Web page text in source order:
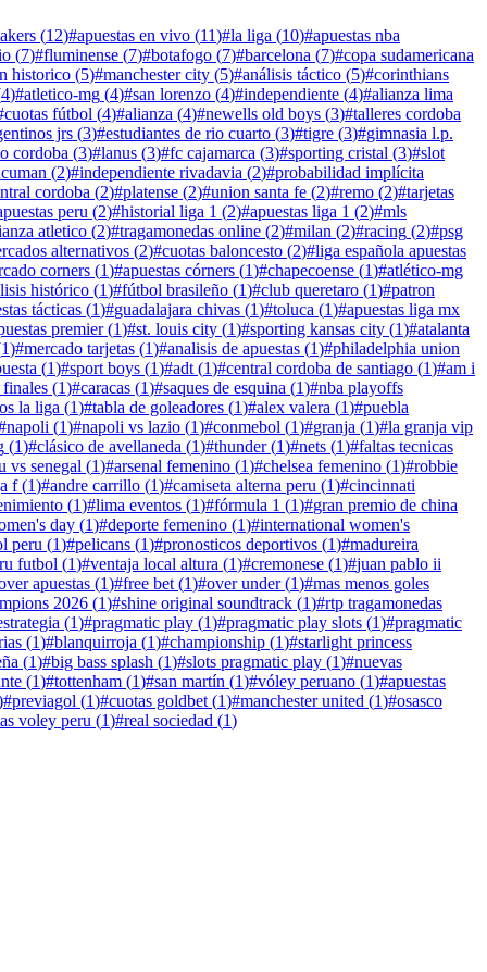
(12)#apuestas en vivo (11)#la liga (10)#apuestas nba
(7)#fluminense (7)#botafogo (7)#barcelona (7)#copa sudamericana
historico (5)#manchester city (5)#análisis táctico (5)#corinthians
4)#atletico-mg (4)#san lorenzo (4)#independiente (4)#alianza lima
cuotas fútbol (4)#alianza (4)#newells old boys (3)#talleres cordoba
jrs (3)#estudiantes de rio cuarto (3)#tigre (3)#gimnasia l.p.
cordoba (3)#lanus (3)#fc cajamarca (3)#sporting cristal (3)#slot
(2)#independiente rivadavia (2)#probabilidad implícita
cordoba (2)#platense (2)#union santa fe (2)#remo (2)#tarjetas
peru (2)#historial liga 1 (2)#apuestas liga 1 (2)#mls
atletico (2)#tragamonedas online (2)#milan (2)#racing (2)#psg
alternativos (2)#cuotas baloncesto (2)#liga española apuestas
corners (1)#apuestas córners (1)#chapecoense (1)#atlético-mg
histórico (1)#fútbol brasileño (1)#club queretaro (1)#patron
tácticas (1)#guadalajara chivas (1)#toluca (1)#apuestas liga mx
premier(1)#st. louis city (1)#sporting kansas city (1)#atalanta
1)#mercado tarjetas (1)#analisis de apuestas (1)#philadelphia union
(1)#sport boys (1)#adt (1)#central cordoba de santiago (1)#am i
finales (1)#caracas (1)#saques de esquina (1)#nba playoffs
la liga (1)#tabla de goleadores (1)#alex valera (1)#puebla
napoli (1)#napoli vs lazio (1)#conmebol (1)#granja (1)#la granja vip
(1)#clásico de avellaneda (1)#thunder(1)#nets (1)#faltas tecnicas
vs senegal (1)#arsenal femenino (1)#chelsea femenino (1)#robbie
f(1)#andre carrillo (1)#camiseta alterna peru (1)#cincinnati
(1)#lima eventos (1)#fórmula 1 (1)#gran premio de china
day (1)#deporte femenino (1)#international women's
peru (1)#pelicans (1)#pronosticos deportivos (1)#madureira
futbol (1)#ventaja local altura (1)#cremonese (1)#juan pablo ii
apuestas (1)#free bet (1)#over under(1)#mas menos goles
2026 (1)#shine original soundtrack (1)#rtp tragamonedas
(1)#pragmatic play (1)#pragmatic play slots (1)#pragmatic
(1)#blanquirroja (1)#championship (1)#starlight princess
(1)#big bass splash (1)#slots pragmatic play (1)#nuevas
(1)#tottenham (1)#san martín (1)#vóley peruano (1)#apuestas
#previagol (1)#cuotas goldbet (1)#manchester united (1)#osasco
voley peru (1)#real sociedad (1)